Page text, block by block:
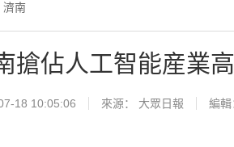
濟南
搶佔人工智能産業
18 10:05:06 來源： 大眾日報 編輯